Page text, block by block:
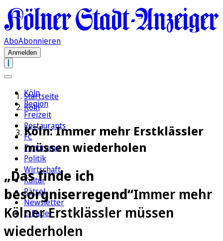
AboAbonnieren
Anmelden
Köln
Region
Freizeit
Restaurants
FC
Panorama
Politik
Wirtschaft
Kultur
Rätsel
Newsletter
E-Paper
Startseite
Köln
Köln: Immer mehr Erstklässler
müssen wiederholen
„Das finde ich
besorgniserregend“Immer mehr
Kölner Erstklässler müssen
wiederholen